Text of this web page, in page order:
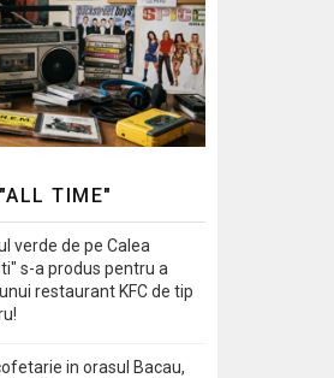
TIME"
verde de pe Calea
s-a produs pentru a
restaurant KFC de tip
in orasul Bacau,